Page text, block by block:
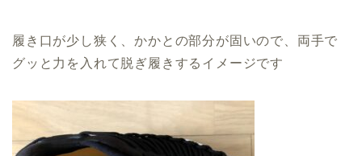
履き口が少し狭く、かかとの部分が固いので、両手で
グッと力を入れて脱ぎ履きするイメージです